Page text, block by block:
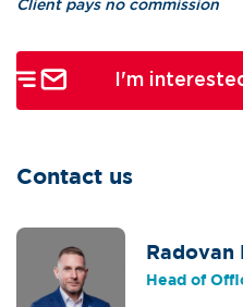
Client pays no commission
I'm
Contact us
Radovan
Head of